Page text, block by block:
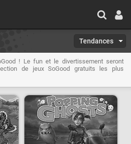
Tendances
! Le fun et le divertissement seront
de jeux SoGood gratuits les plus